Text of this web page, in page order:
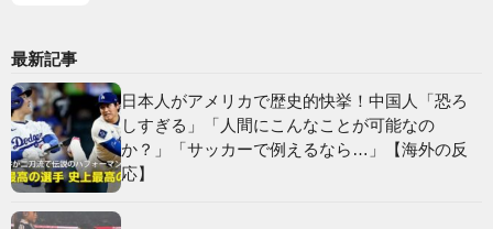
最新記事
日本人がアメリカで歴史的快挙！中国人「恐ろ
しすぎる」「人間にこんなことが可能なの
か？」「サッカーで例えるなら…」【海外の反
応】